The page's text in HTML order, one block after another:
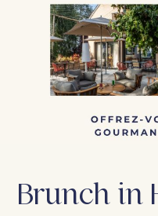
Brunch in